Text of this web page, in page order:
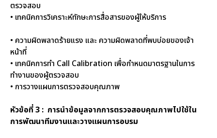
ตรวจสอบ
• เทคนิคการวิเคราะห์ทักษะการสื่อสารของผู้ให้บริการ
• ความผิดพลาดร้ายแรง และ ความผิดพลาดที่พบบ่อยของเจ้า
หน้าที่
• เทคนิคการทำ Call Calibration เพื่อกำหนดมาตรฐานในการ
ทำงานของผู้ตรวจสอบ
• การวางแผนการตรวจสอบคุณภาพ
หัวข้อที่ 3 : การนำข้อมูลจากการตรวจสอบคุณภาพไปใช้ใน
การพัฒนาทีมงานและวางแผนการอบรม